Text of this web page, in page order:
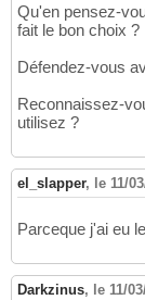
Qu'en pensez-
fait le bon choix ?
Défendez-vous
Reconnaissez-
utilisez ?
el_slapper, le 11/
Parceque j'ai eu
Darkzinus, le 11/